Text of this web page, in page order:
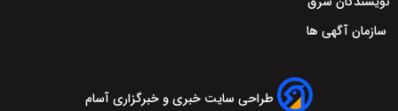
سازمان آگهی ها
طراحی سایت خبری و خبرگزاری آسام